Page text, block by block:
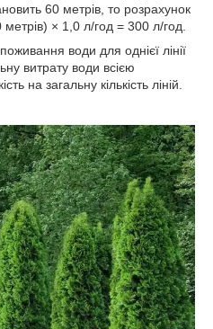
60 метрів, то розрахунок
метрів) × 1,0 л/год = 300 л/год.
води для однієї лінії
витрату води всією
на загальну кількість ліній.